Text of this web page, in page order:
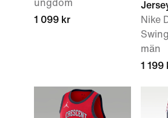
ungdom
1 099 kr
Nike
män
1 199